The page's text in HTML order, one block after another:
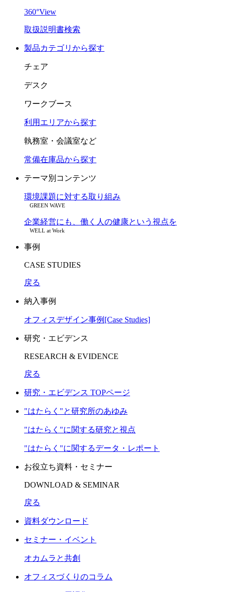
360°View
取扱説明書検索
製品カテゴリから探す
チェア
デスク
ワークブース
利用エリアから探す
執務室・会議室など
常備在庫品から探す
テーマ別コンテンツ
環境課題に対する取り組み
GREEN WAVE
企業経営にも、働く人の健康という視点を
WELL at Work
事例
CASE STUDIES
戻る
納入事例
オフィスデザイン事例[Case Studies]
研究・エビデンス
RESEARCH & EVIDENCE
戻る
研究・エビデンス TOPページ
"はたらく"と研究所のあゆみ
"はたらく"に関する研究と視点
"はたらく"に関するデータ・レポート
お役立ち資料・セミナー
DOWNLOAD & SEMINAR
戻る
資料ダウンロード
セミナー・イベント
オカムラと共創
オフィスづくりのコラム